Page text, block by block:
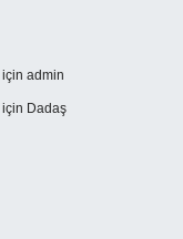
için admin
için Dadaş